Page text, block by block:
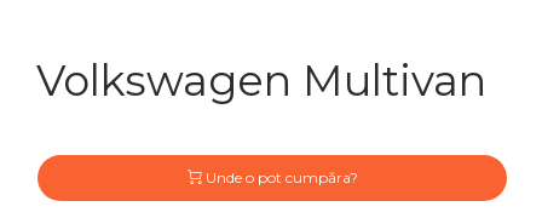
Volkswagen Multivan
Unde o pot cumpăra?